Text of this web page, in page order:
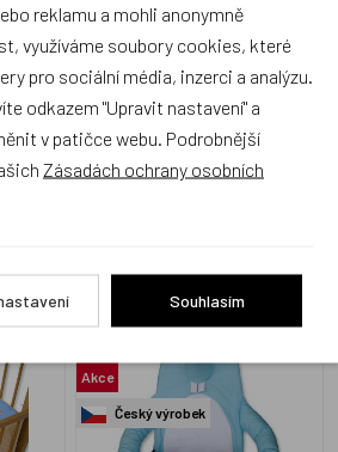
L20.17
Skladem 1 ks
79 Kč
Box na hračky Myš
Akce
Český výrobek
reklamu a mohli anonymně
využíváme soubory cookies, které
pro sociální média, inzerci a analýzu.
odkazem "Upravit nastavení" a
v patičce webu. Podrobnější
Zásadách ochrany osobních
Souhlasím